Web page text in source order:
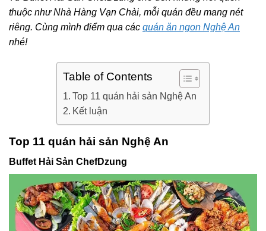
thuộc như Nhà Hàng Vạn Chài, mỗi quán đều mang nét
riêng. Cùng mình điểm qua các quán ăn ngon Nghệ An
nhé!
Table of Contents
Top 11 quán hải sản Nghệ An
Kết luận
Top 11 quán hải sản Nghệ An
Buffet Hải Sản ChefDzung